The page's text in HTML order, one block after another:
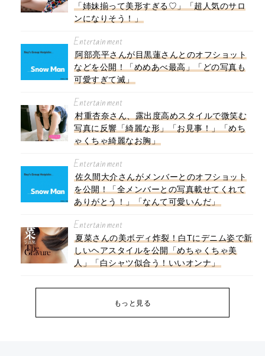
「姉妹揃って美形すぎる♡」「超人気のサロ
ンになりそう！」
Entertainment
阿部亮平さんが目黒蓮さんとのオフショット
などを公開！「めめあべ最高」「どの写真も
可愛すぎて滅」
Entertainment
村重杏奈さん、露出度高めスタイルで微笑む
写真に反響「綺麗な形」「お見事！」「めち
ゃくちゃ綺麗なお胸」
Entertainment
佐久間大介さんがメンバーとのオフショット
を公開！「全メンバーとの写真載せてくれて
ありがとう！」「なんて可愛いんだ」
Entertainment
夏菜さんの美ボディ炸裂！白Tにデニム姿で新
しいヘアスタイルを公開「めちゃくちゃ美
人」「白シャツ似合う！いいオンナ」
もっと見る